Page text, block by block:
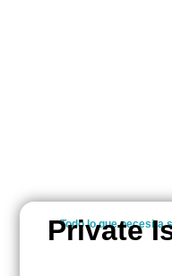
Todo lo que necesita
Private